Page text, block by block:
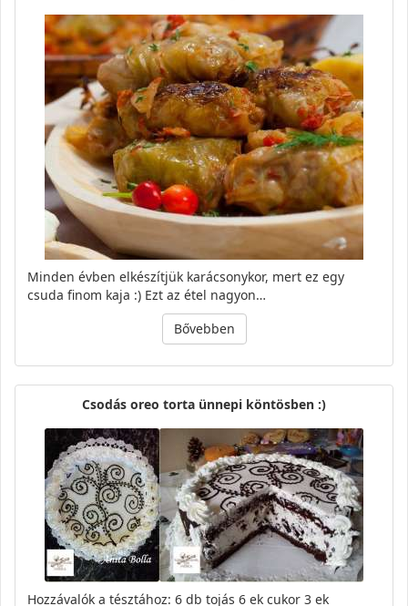
Minden évben elkészítjük karácsonykor, mert ez egy
csuda finom kaja :) Ezt az étel nagyon…
Bővebben
Csodás oreo torta ünnepi köntösben :)
Hozzávalók a tésztához: 6 db tojás 6 ek cukor 3 ek